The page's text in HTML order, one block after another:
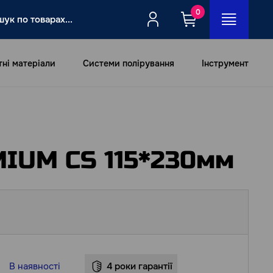
0
матеріали Системи полірування Інструмент
CS 115*230мм
В наявності 4 роки гарантії